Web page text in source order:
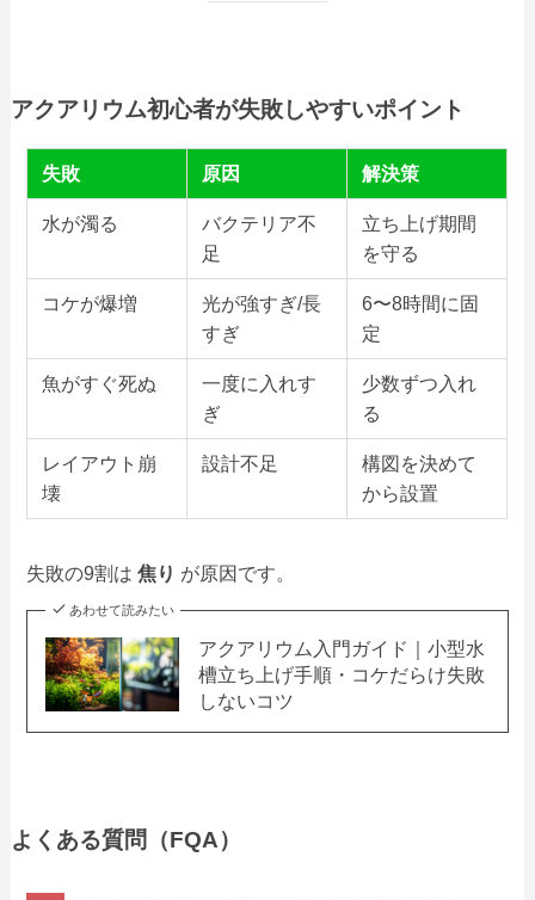
アクアリウム初心者が失敗しやすいポイント
失敗 原因 解決策
水が濁る
バクテリア不
足
立ち上げ期間
を守る
コケが爆増
光が強すぎ/長
すぎ
6〜8時間に固
定
魚がすぐ死ぬ
一度に入れす
ぎ
少数ずつ入れ
る
レイアウト崩
壊
設計不足
構図を決めて
から設置
失敗の9割は焦り が原因です。
あわせて読みたい
アクアリウム入門ガイド｜小型水
槽立ち上げ手順・コケだらけ失敗
しないコツ
よくある質問（FQA）